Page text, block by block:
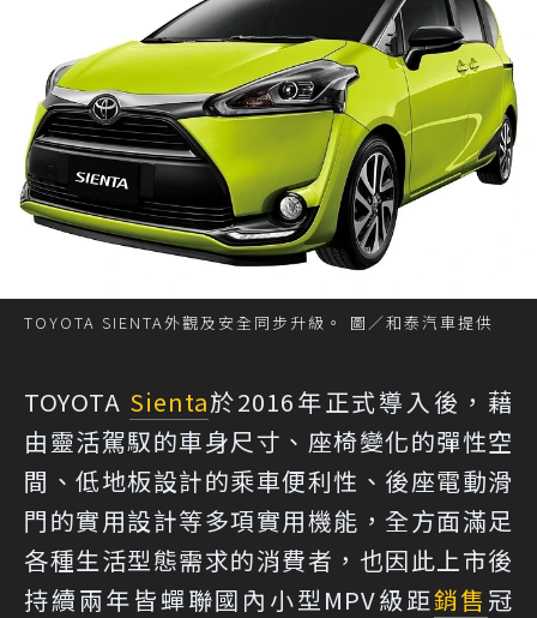
TOYOTA SIENTA外觀及安全同步升級。 圖／和泰汽車提供
TOYOTA Sienta於2016年正式導入後，藉
由靈活駕馭的車身尺寸、座椅變化的彈性空
間、低地板設計的乘車便利性、後座電動滑
門的實用設計等多項實用機能，全方面滿足
各種生活型態需求的消費者，也因此上市後
持續兩年皆蟬聯國內小型MPV級距銷售 冠